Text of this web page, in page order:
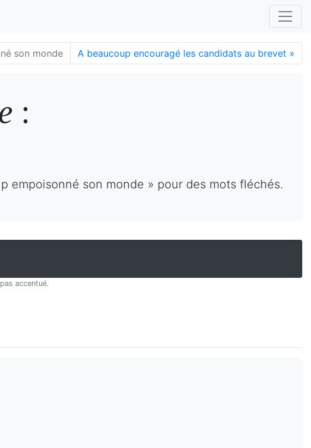
son monde A beaucoup encouragé les candidats au brevet »
:
empoisonné son monde » pour des mots fléchés.
accentué.